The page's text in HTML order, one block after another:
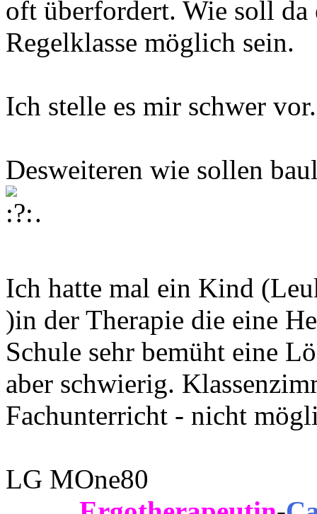
oft überfordert. Wie soll
Regelklasse möglich sein.
Ich stelle es mir schwer vor.
Desweiteren wie sollen
.
Ich hatte mal ein Kind
)in der Therapie die eine
Schule sehr bemüht eine
aber schwierig.
Fachunterricht - nicht
LG MOne80